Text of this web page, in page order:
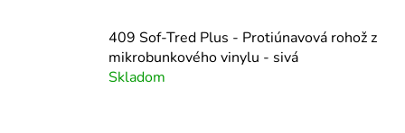
409 Sof-Tred Plus - Protiúnavová rohož z
mikrobunkového vinylu - sivá
Skladom